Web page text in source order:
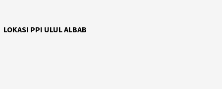
LOKASI PPI ULUL ALBAB